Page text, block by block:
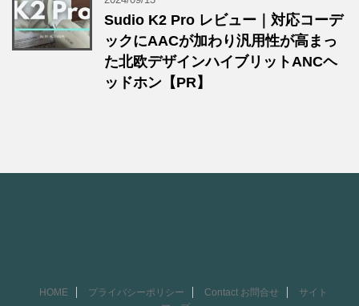
Sudio K2 Pro レビュー｜対応コーデ
ックにAACが加わり汎用性が高まっ
た北欧デザインハイブリットANCヘ
ッドホン【PR】
HOME プライバシーポリシー Contact お問合せ
サイト